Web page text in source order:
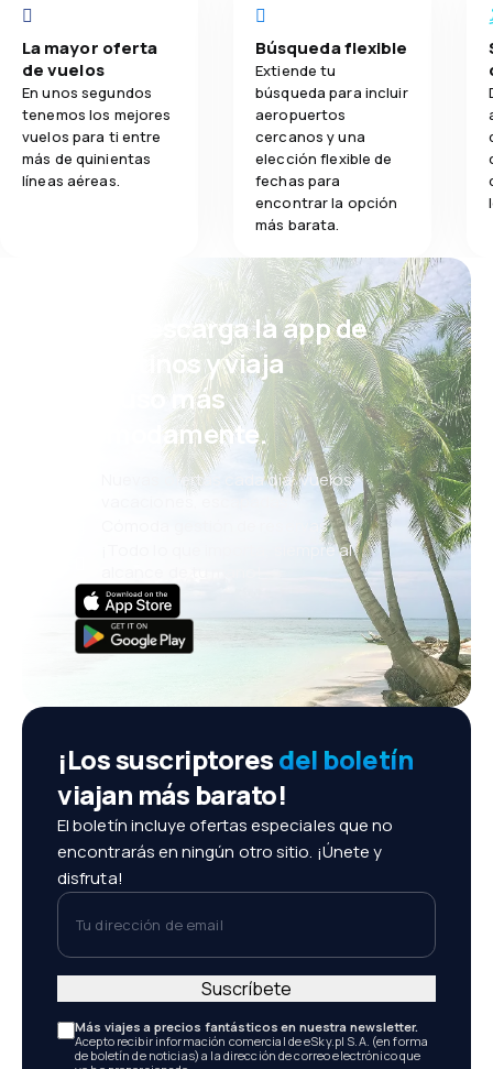
La mayor oferta
de vuelos
En unos segundos
tenemos los mejores
vuelos para ti entre
más de quinientas
líneas aéreas.
Búsqueda flexible
Extiende tu
búsqueda para incluir
aeropuertos
cercanos y una
elección flexible de
fechas para
encontrar la opción
más barata.
¡Eh! Descarga la app de
eDestinos y viaja
incluso más
cómodamente.
Nuevas ofertas cada día: vuelos,
vacaciones, escapadas
Cómoda gestión de reservas
¡Todo lo que importa, siempre al
¡Los suscriptoresdel boletín
viajan más barato!
El boletín incluye ofertas especiales que no
encontrarás en ningún otro sitio. ¡Únete y
disfruta!
Tu dirección de email
Más viajes a precios fantásticos en nuestra newsletter.
Acepto recibir información comercial de eSky.pl S.A. (en forma
de boletín de noticias) a la dirección de correo electrónico que
Suscríbete